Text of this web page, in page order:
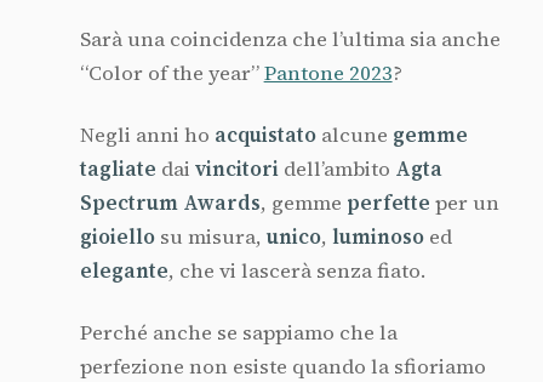
Sarà una coincidenza che l’ultima sia anche
“Color of the year”Pantone 2023?
Negli anni ho acquistato alcune gemme
tagliate dai vincitori dell’ambito Agta
Spectrum Awards, gemme perfette per un
gioiello su misura, unico, luminoso ed
elegante, che vi lascerà senza fiato.
Perché anche se sappiamo che la
perfezione non esiste quando la sfioriamo